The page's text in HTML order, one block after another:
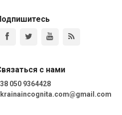
с нами
050 9364428